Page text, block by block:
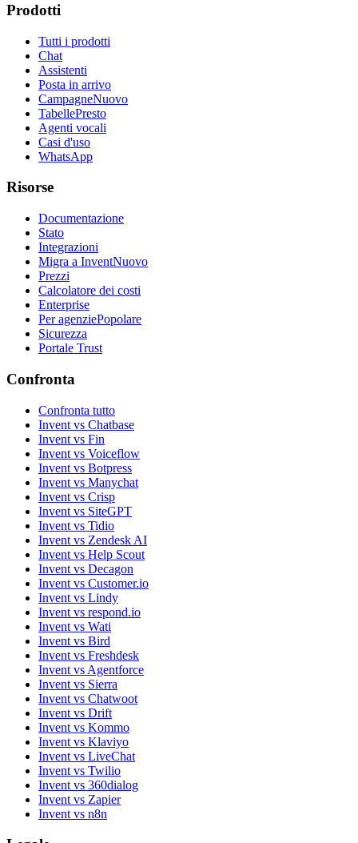
Prodotti
Tutti i prodotti
Chat
Assistenti
Posta in arrivo
CampagneNuovo
TabellePresto
Agenti vocali
Casi d'uso
WhatsApp
Risorse
Documentazione
Stato
Integrazioni
Migra a InventNuovo
Prezzi
Calcolatore dei costi
Enterprise
Per agenziePopolare
Sicurezza
Portale Trust
Confronta
Confronta tutto
Invent vs Chatbase
Invent vs Fin
Invent vs Voiceflow
Invent vs Botpress
Invent vs Manychat
Invent vs Crisp
Invent vs SiteGPT
Invent vs Tidio
Invent vs Zendesk AI
Invent vs Help Scout
Invent vs Decagon
Invent vs Customer.io
Invent vs Lindy
Invent vs respond.io
Invent vs Wati
Invent vs Bird
Invent vs Freshdesk
Invent vs Agentforce
Invent vs Sierra
Invent vs Chatwoot
Invent vs Drift
Invent vs Kommo
Invent vs Klaviyo
Invent vs LiveChat
Invent vs Twilio
Invent vs 360dialog
Invent vs Zapier
Invent vs n8n